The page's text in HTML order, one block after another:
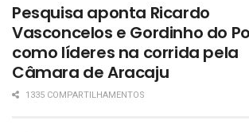
Pesquisa aponta Ricardo
Vasconcelos e Gordinho do
como líderes na corrida pela
Câmara de Aracaju
1335 COMPARTILHAMENTOS